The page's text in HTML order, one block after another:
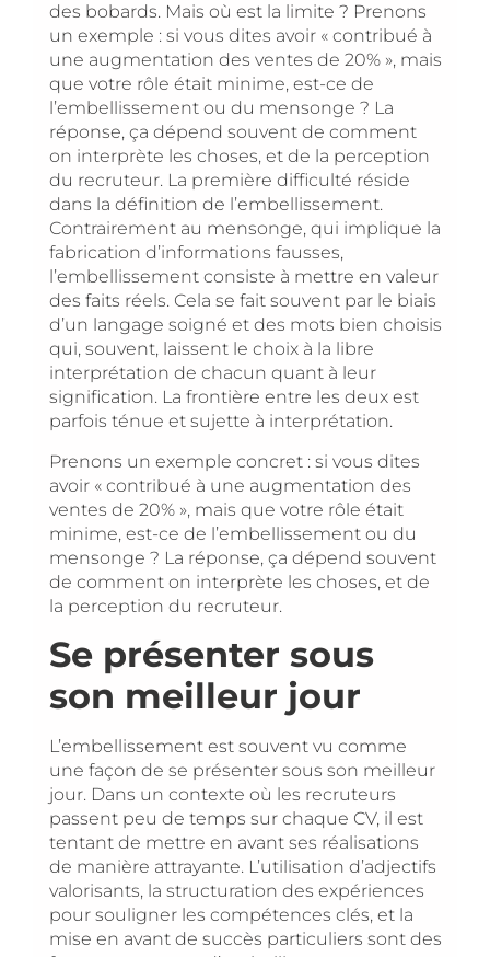
des bobards. Mais où est la limite ? Prenons
un exemple : si vous dites avoir « contribué à
une augmentation des ventes de 20% », mais
que votre rôle était minime, est-ce de
l’embellissement ou du mensonge ? La
réponse, ça dépend souvent de comment
on interprète les choses, et de la perception
du recruteur. La première difficulté réside
dans la définition de l’embellissement.
Contrairement au mensonge, qui implique la
fabrication d’informations fausses,
l’embellissement consiste à mettre en valeur
des faits réels. Cela se fait souvent par le biais
d’un langage soigné et des mots bien choisis
qui, souvent, laissent le choix à la libre
interprétation de chacun quant à leur
signification. La frontière entre les deux est
parfois ténue et sujette à interprétation.
Prenons un exemple concret : si vous dites
avoir « contribué à une augmentation des
ventes de 20% », mais que votre rôle était
minime, est-ce de l’embellissement ou du
mensonge ? La réponse, ça dépend souvent
de comment on interprète les choses, et de
la perception du recruteur.
Se présenter sous
son meilleur jour
L’embellissement est souvent vu comme
une façon de se présenter sous son meilleur
jour. Dans un contexte où les recruteurs
passent peu de temps sur chaque CV, il est
tentant de mettre en avant ses réalisations
de manière attrayante. L’utilisation d’adjectifs
valorisants, la structuration des expériences
pour souligner les compétences clés, et la
mise en avant de succès particuliers sont des